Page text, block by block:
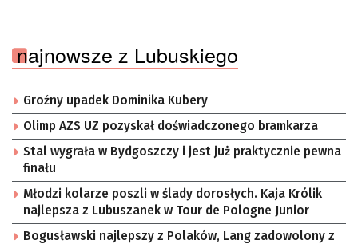
najnowsze z Lubuskiego
Groźny upadek Dominika Kubery
Olimp AZS UZ pozyskał doświadczonego bramkarza
Stal wygrała w Bydgoszczy i jest już praktycznie pewna
finału
Młodzi kolarze poszli w ślady dorosłych. Kaja Królik
najlepsza z Lubuszanek w Tour de Pologne Junior
Bogusławski najlepszy z Polaków, Lang zadowolony z